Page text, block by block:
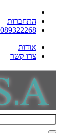
התחברות
089322268
אודות
צרו קשר